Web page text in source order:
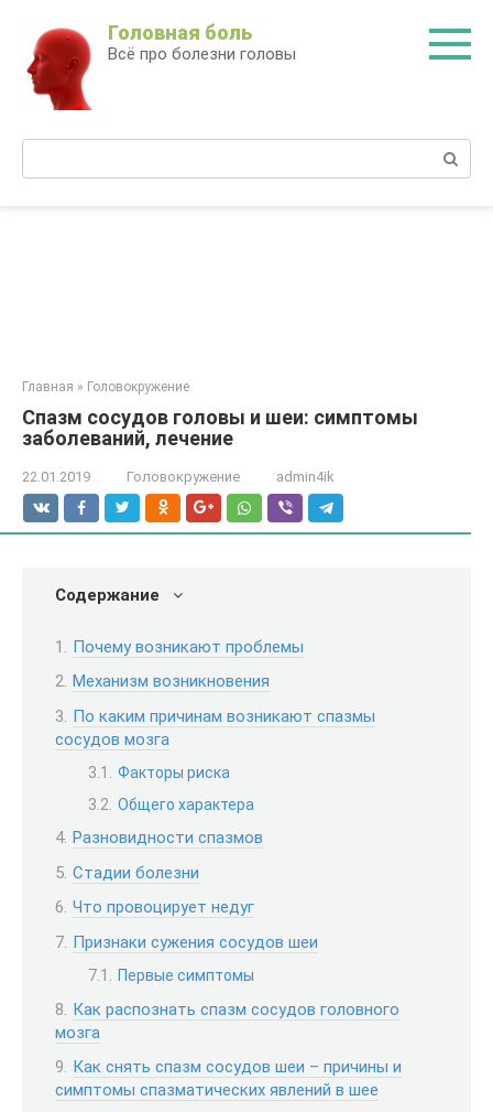
контенту
Головная боль
Всё про болезни головы
Главная » Головокружение
Спазм сосудов головы и шеи: симптомы
заболеваний, лечение
22.01.2019 Головокружение admin4ik
Содержание
Почему возникают проблемы
Механизм возникновения
По каким причинам возникают спазмы
сосудов мозга
Факторы риска
Общего характера
Разновидности спазмов
Стадии болезни
Что провоцирует недуг
Признаки сужения сосудов шеи
Первые симптомы
Как распознать спазм сосудов головного
мозга
Как снять спазм сосудов шеи – причины и
симптомы спазматических явлений в шее